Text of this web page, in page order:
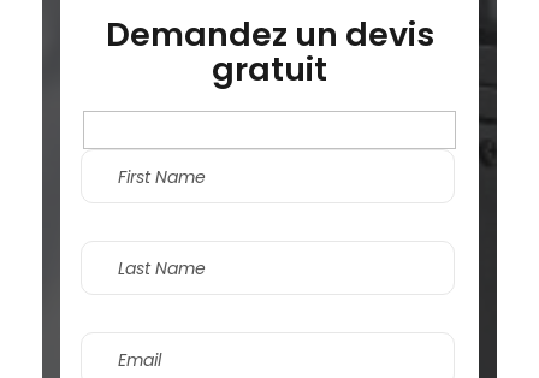
Demandez un devis
gratuit